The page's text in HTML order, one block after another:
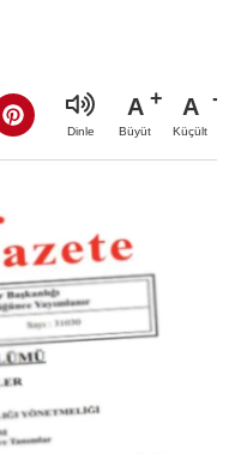
Dinle
A
Büyüt
A
Küçült